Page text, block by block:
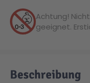
Achtung!
geeignet.
Beschreibung